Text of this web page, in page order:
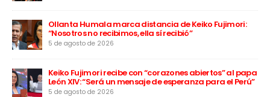
Ollanta Humala marca distancia de Keiko Fujimori:
“Nosotros no recibimos, ella sí recibió”
5 de agosto de 2026
Keiko Fujimori recibe con “corazones abiertos” al papa
León XIV: “Será un mensaje de esperanza para el Perú”
5 de agosto de 2026